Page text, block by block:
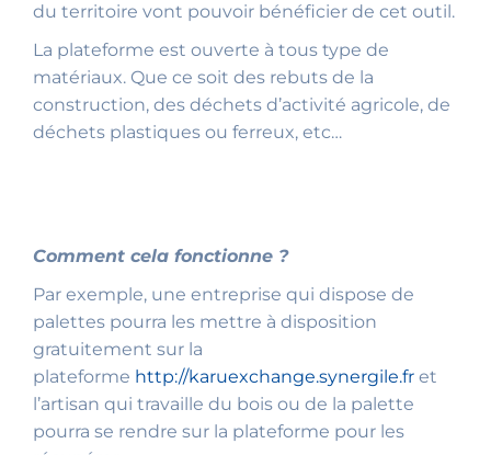
du territoire vont pouvoir bénéficier de cet outil.
La plateforme est ouverte à tous type de
matériaux. Que ce soit des rebuts de la
construction, des déchets d’activité agricole, de
déchets plastiques ou ferreux, etc…
Comment cela fonctionne ?
Par exemple, une entreprise qui dispose de
palettes pourra les mettre à disposition
gratuitement sur la
plateforme http://karuexchange.synergile.fr et
l’artisan qui travaille du bois ou de la palette
pourra se rendre sur la plateforme pour les